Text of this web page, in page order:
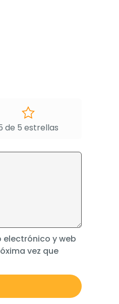
de 5 estrellas
electrónico y web
vez que